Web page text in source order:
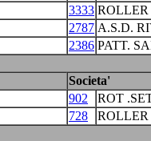
3333 ROLLER
2787 A.S.D.
2386 PATT.
Societa'
902
ROT
728